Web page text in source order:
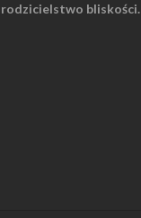
rodzicielstwo bliskości.